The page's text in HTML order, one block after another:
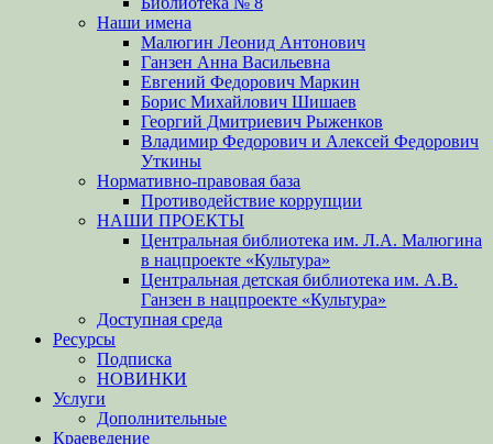
Наши имена
Малюгин Леонид Антонович
Ганзен Анна Васильевна
Евгений Федорович Маркин
Борис Михайлович Шишаев
Георгий Дмитриевич Рыженков
Владимир Федорович и Алексей Федорович
Уткины
Нормативно-правовая база
Противодействие коррупции
НАШИ ПРОЕКТЫ
Центральная библиотека им. Л.А. Малюгина
в нацпроекте «Культура»
Центральная детская библиотека им. А.В.
Ганзен в нацпроекте «Культура»
Доступная среда
Ресурсы
Подписка
НОВИНКИ
Услуги
Дополнительные
Краеведение